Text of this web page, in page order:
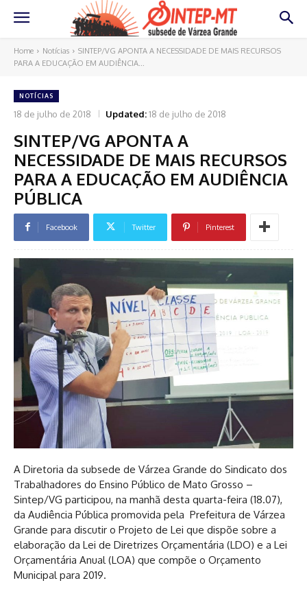
Home Notícias
SINTEP/VG APONTA A NECESSIDADE DE MAIS RECURSOS
PARA A EDUCAÇÃO EM AUDIÊNCIA...
NOTÍCIAS
18 de julho de 2018 Updated:18 de julho de 2018
SINTEP/VG APONTA A
NECESSIDADE DE MAIS RECURSOS
PARA A EDUCAÇÃO EM AUDIÊNCIA
PÚBLICA
Facebook Twitter Pinterest
A Diretoria da subsede de Várzea Grande do Sindicato dos
Trabalhadores do Ensino Público de Mato Grosso –
Sintep/VG participou, na manhã desta quarta-feira (18.07),
da Audiência Pública promovida pela Prefeitura de Várzea
Grande para discutir o Projeto de Lei que dispõe sobre a
elaboração da Lei de Diretrizes Orçamentária (LDO) e a Lei
Orçamentária Anual (LOA) que compõe o Orçamento
Municipal para 2019.